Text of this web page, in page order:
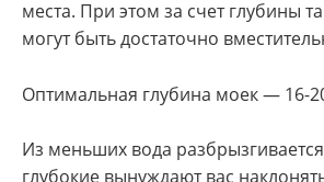
места. При этом за счет глубины
могут быть достаточно
Оптимальная глубина моек — 16-
Из меньших вода
глубокие вынуждают вас